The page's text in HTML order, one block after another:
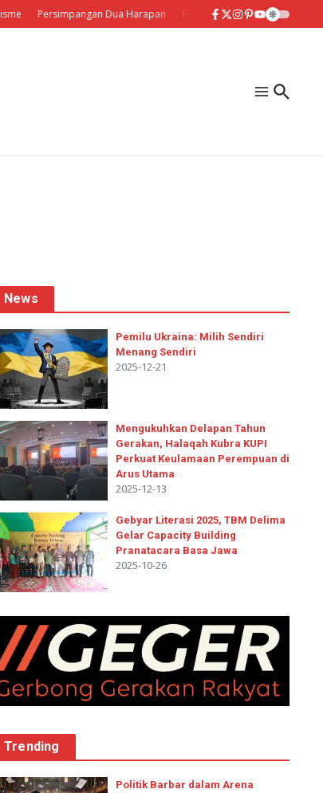
Persimpangan Dua Harapan Hentakan Maut
News
Pemilu Ukraina: Milih Sendiri
Menang Sendiri
2025-12-21
Mengukuhkan Delapan Tahun
Gerakan, Halaqah Kubra KUPI
Perkuat Keulamaan Perempuan di
Arus Utama
2025-12-13
Gebyar Literasi 2025, TBM Delima
Gelar Capacity Building
Pranatacara Basa Jawa
2025-10-26
Trending
Politik Barbar dalam Arena